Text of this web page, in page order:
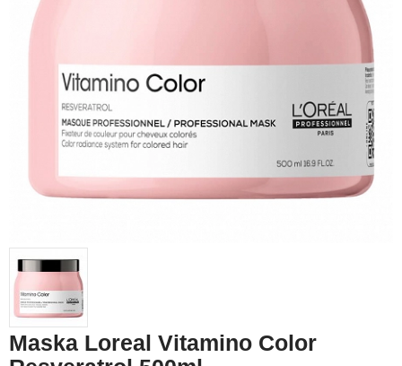
Maska Loreal Vitamino Color